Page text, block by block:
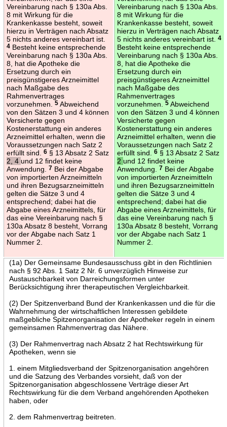
Vereinbarung nach § 130a Abs.
8 mit Wirkung für die
Krankenkasse besteht, soweit
hierzu in Verträgen nach Absatz
5 nichts anderes vereinbart ist.
4Besteht keine entsprechende
Vereinbarung nach § 130a Abs.
8, hat die Apotheke die
Ersetzung durch ein
preisgünstigeres Arzneimittel
nach Maßgabe des
Rahmenvertrages
vorzunehmen.
5Abweichend
von den Sätzen 3 und 4 können
Versicherte gegen
Kostenerstattung ein anderes
Arzneimittel erhalten, wenn die
Voraussetzungen nach Satz 2
erfüllt sind.
6§ 13 Absatz 2 Satz
2, 4 und 12 findet keine
Anwendung.
7Bei der Abgabe
von importierten Arzneimitteln
und ihren Bezugsarzneimitteln
gelten die Sätze 3 und 4
entsprechend; dabei hat die
Abgabe eines Arzneimittels, für
das eine Vereinbarung nach §
130a Absatz 8 besteht, Vorrang
vor der Abgabe nach Satz 1
Nummer 2.
Vereinbarung nach § 130a Abs.
8 mit Wirkung für die
Krankenkasse besteht, soweit
hierzu in Verträgen nach Absatz
5 nichts anderes vereinbart ist.
4
Besteht keine entsprechende
Vereinbarung nach § 130a Abs.
8, hat die Apotheke die
Ersetzung durch ein
preisgünstigeres Arzneimittel
nach Maßgabe des
Rahmenvertrages
vorzunehmen.
5Abweichend
von den Sätzen 3 und 4 können
Versicherte gegen
Kostenerstattung ein anderes
Arzneimittel erhalten, wenn die
Voraussetzungen nach Satz 2
erfüllt sind.
6§ 13 Absatz 2 Satz
2 und 12 findet keine
Anwendung.
7Bei der Abgabe
von importierten Arzneimitteln
und ihren Bezugsarzneimitteln
gelten die Sätze 3 und 4
entsprechend; dabei hat die
Abgabe eines Arzneimittels, für
das eine Vereinbarung nach §
130a Absatz 8 besteht, Vorrang
vor der Abgabe nach Satz 1
Nummer 2.
(1a) Der Gemeinsame Bundesausschuss gibt in den Richtlinien
nach § 92 Abs. 1 Satz 2 Nr. 6 unverzüglich Hinweise zur
Austauschbarkeit von Darreichungsformen unter
Berücksichtigung ihrer therapeutischen Vergleichbarkeit.
(2) Der Spitzenverband Bund der Krankenkassen und die für die
Wahrnehmung der wirtschaftlichen Interessen gebildete
maßgebliche Spitzenorganisation der Apotheker regeln in einem
gemeinsamen Rahmenvertrag das Nähere.
(3) Der Rahmenvertrag nach Absatz 2 hat Rechtswirkung für
Apotheken, wenn sie
1. einem Mitgliedsverband der Spitzenorganisation angehören
und die Satzung des Verbandes vorsieht, daß von der
Spitzenorganisation abgeschlossene Verträge dieser Art
Rechtswirkung für die dem Verband angehörenden Apotheken
haben, oder
2. dem Rahmenvertrag beitreten.